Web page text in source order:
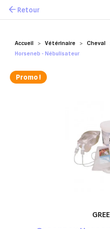
Mes favoris
Accueil Vétérinaire Cheval
Horseneb - Nébulisateur
Retour
Promo !